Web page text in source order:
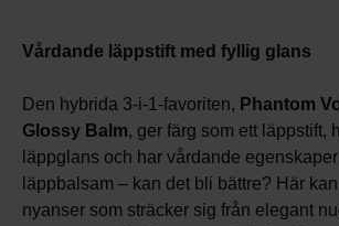
Vårdande läppstift med fyllig glans
Den hybrida 3-i-1-favoriten, Phantom
Glossy Balm, ger färg som ett läppstift,
läppglans och har vårdande
läppbalsam – kan det bli bättre? Här
nyanser som sträcker sig från elegant